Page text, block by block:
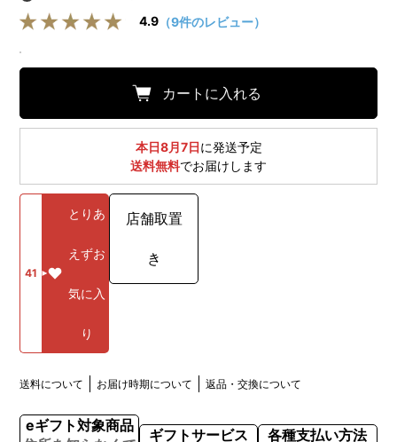
4.9 （9件のレビュー）
カートに入れる
本日8月7日に発送予定
送料無料でお届けします
41
とりあ
えずお
気に入
り
店舗取置
き
送料について お届け時期について 返品・交換について
eギフト対象商品
ギフトサービス
各種支払い方法